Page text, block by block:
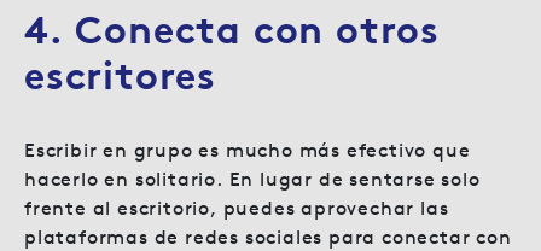
4. Conecta con otros
escritores
Escribir en grupo es mucho más efectivo que
hacerlo en solitario. En lugar de sentarse solo
frente al escritorio, puedes aprovechar las
plataformas de redes sociales para conectar con